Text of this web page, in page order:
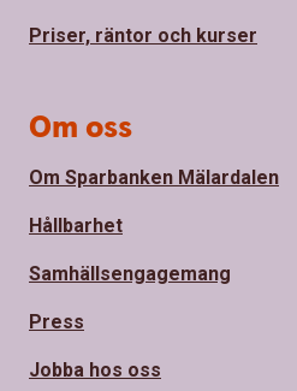
Priser, räntor och kurser
Om oss
Om Sparbanken Mälardalen
Hållbarhet
Samhällsengagemang
Press
Jobba hos oss